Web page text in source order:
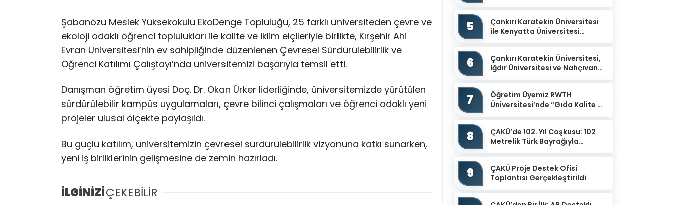
Şabanözü Meslek Yüksekokulu EkoDenge Topluluğu, 25 farklı üniversiteden çevre ve
ekoloji odaklı öğrenci toplulukları ile kalite ve iklim elçileriyle birlikte, Kırşehir Ahi
Evran Üniversitesi’nin ev sahipliğinde düzenlenen Çevresel Sürdürülebilirlik ve
Öğrenci Katılımı Çalıştayı’nda üniversitemizi başarıyla temsil etti.
Danışman öğretim üyesi Doç. Dr. Okan Ürker liderliğinde, üniversitemizde yürütülen
sürdürülebilir kampüs uygulamaları, çevre bilinci çalışmaları ve öğrenci odaklı yeni
projeler ulusal ölçekte paylaşıldı.
Bu güçlü katılım, üniversitemizin çevresel sürdürülebilirlik vizyonuna katkı sunarken,
yeni iş birliklerinin gelişmesine de zemin hazırladı.
İLGİNİZİÇEKEBİLİR
5
Çankırı Karatekin Üniversitesi
ile Kenyatta Üniversitesi
6
Çankırı Karatekin Üniversitesi,
Iğdır Üniversitesi ve Nahçıvan
7
Öğretim Üyemiz RWTH
Üniversitesi’nde “Gıda Kalite ve
8
ÇAKÜ’de 102. Yıl Coşkusu: 102
Metrelik Türk Bayrağıyla
9
ÇAKÜ Proje Destek Ofisi
Toplantısı Gerçekleştirildi